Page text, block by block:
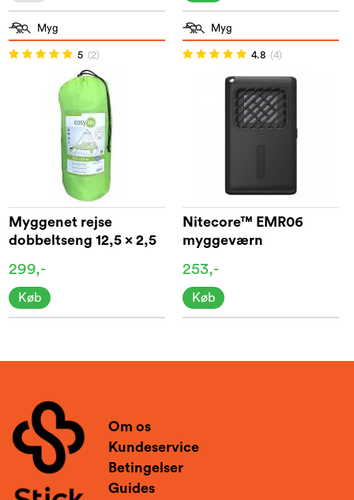
Myg
5 (2)
Myggenet rejse
dobbeltseng 12,5 x 2,5
299,-
Køb
Myg
4.8 (4)
Nitecore™ EMR06
myggeværn
253,-
Køb
Om os
Kundeservice
Betingelser
Guides